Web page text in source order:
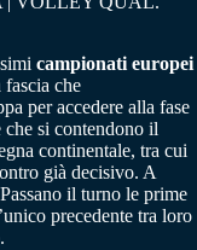
campionati europei
che
per accedere alla fase
si contendono il
continentale, tra cui
già decisivo. A
il turno le prime
precedente tra loro